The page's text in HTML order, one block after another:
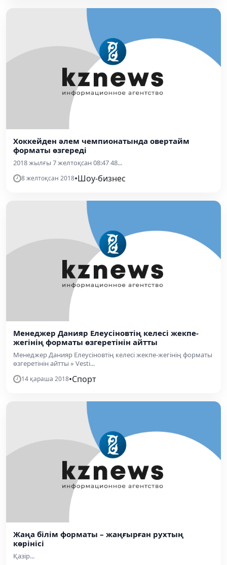
Хоккейден әлем чемпионатында овертайм
форматы өзгереді
2018 жылғы 7 желтоқсан 08:47 48...
8 желтоқсан 2018•Шоу-бизнес
Менеджер Данияр Елеусіновтің келесі жекпе-
жегінің форматы өзгеретінін айтты
Менеджер Данияр Елеусіновтің келесі жекпе-жегінің форматы
өзгеретінін айтты » Vesti...
14 қараша 2018•Спорт
Жаңа білім форматы – жаңғырған рухтың
көрінісі
Қазір...